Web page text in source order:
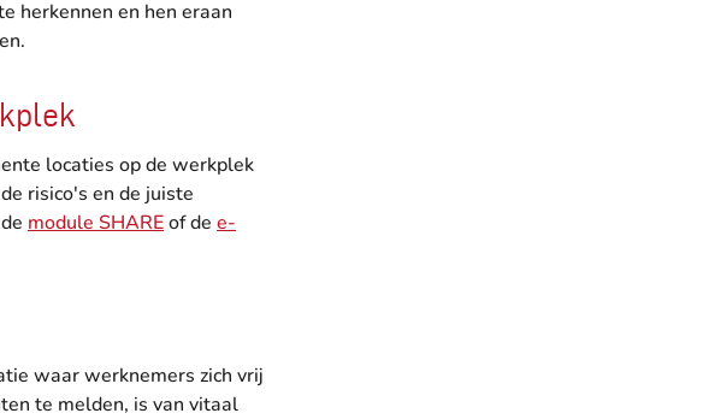
herkennen en hen eraan
locaties op de werkplek
risico's en de juiste
module SHAREof de e-
waar werknemers zich vrij
te melden, is van vitaal